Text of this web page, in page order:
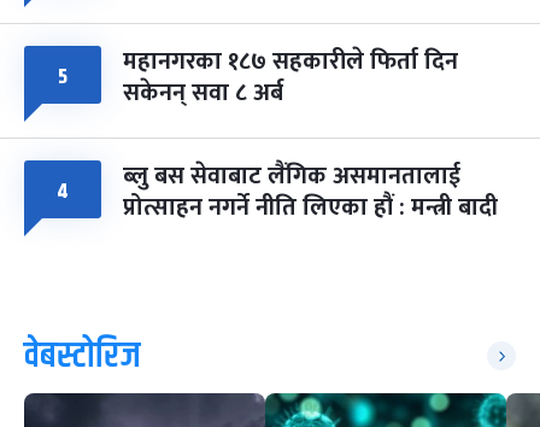
५ महानगरका १८७ सहकारीले फिर्ता दिन
सकेनन् सवा ८ अर्ब
४ ब्लु बस सेवाबाट लैंगिक असमानतालाई
प्रोत्साहन नगर्ने नीति लिएका हौं : मन्त्री बादी
वेबस्टोरिज